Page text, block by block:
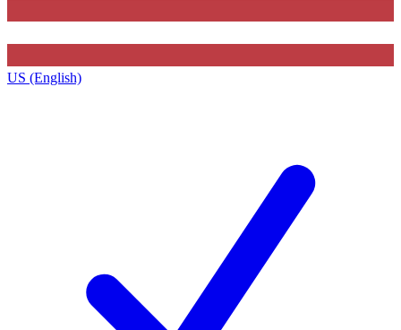
US (English)